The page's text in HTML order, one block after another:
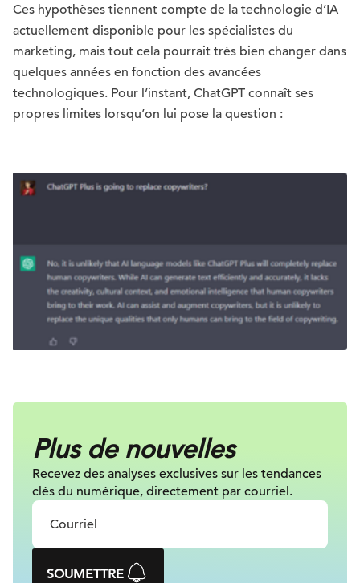
Ces hypothèses tiennent compte de la technologie d’IA
actuellement disponible pour les spécialistes du
marketing, mais tout cela pourrait très bien changer dans
quelques années en fonction des avancées
technologiques. Pour l’instant, ChatGPT connaît ses
propres limites lorsqu’on lui pose la question :
Plus de nouvelles
Recevez des analyses exclusives sur les tendances
clés du numérique, directement par courriel.
SOUMETTRE